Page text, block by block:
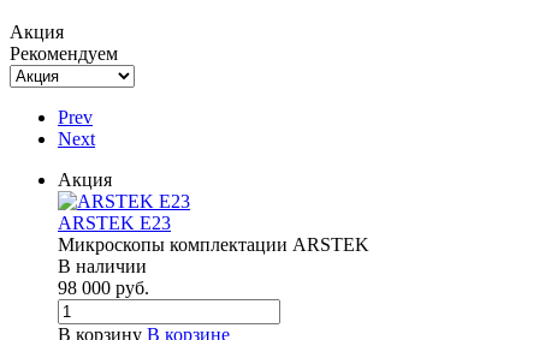
Акция
Рекомендуем
Prev
Next
Акция
ARSTEK E23
Микроскопы комплектации ARSTEK
В наличии
98 000 руб.
В корзину В корзине